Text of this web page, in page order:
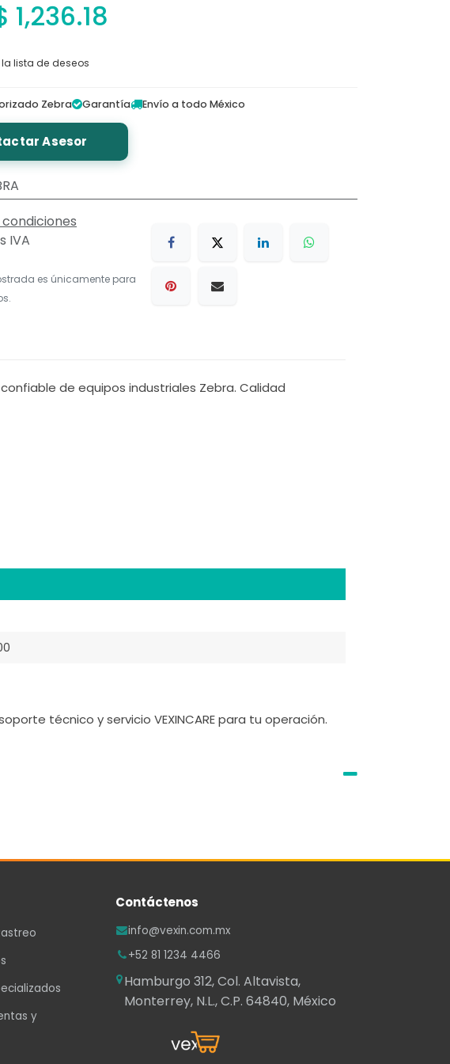
1,236.18
lista de deseos
Zebra Garantía Envío a todo México
Asesor
IVA
es únicamente para
de equipos industriales Zebra. Calidad
técnico y servicio VEXINCARE para tu operación.
y
Contáctenos
info@vexin.com.mx
+52 81 1234 4466
Hamburgo 312, Col. Altavista,
Monterrey, N.L., C.P. 64840, México